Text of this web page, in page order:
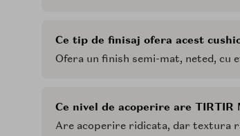
Ce tip de finisaj ofera acest
Ofera un finish semi-mat, neted, cu
Ce nivel de acoperire are
Are acoperire ridicata, dar textura